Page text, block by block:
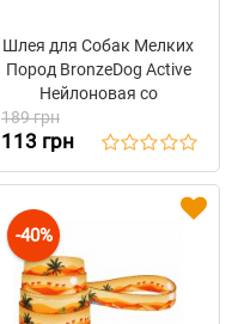
Шлея для Собак Мелких
Пород BronzeDog Active
Нейлоновая со
Светоотражением
Желтая
189 грн
113 грн
-40%